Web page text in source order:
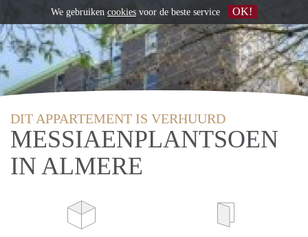
DIT APPARTEMENT IS VERHUURD
MESSIAENPLANTSOEN
IN ALMERE
We gebruiken cookies voor de beste service OK!